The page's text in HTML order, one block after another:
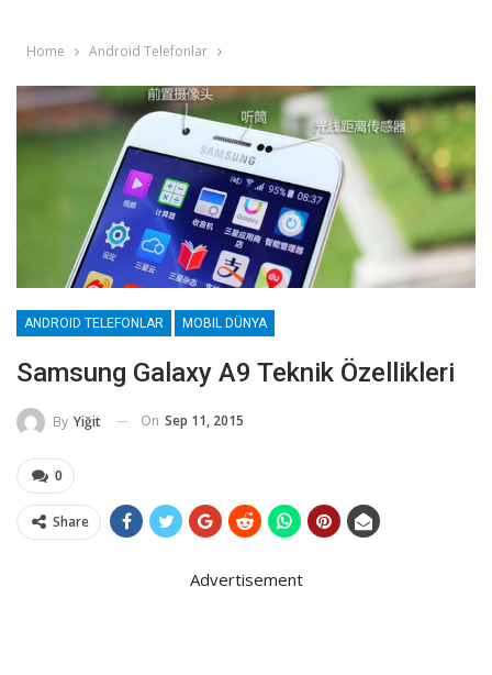
Home Android Telefonlar
ANDROID TELEFONLAR MOBIL DÜNYA
Samsung Galaxy A9 Teknik Özellikleri
By Yiğit On Sep 11, 2015
0
Share
Advertisement